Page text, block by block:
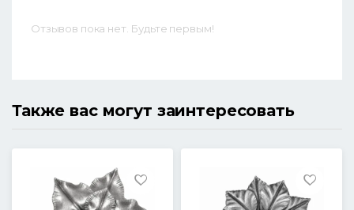
Отзывов пока нет. Будьте первым!
Также вас могут заинтересовать